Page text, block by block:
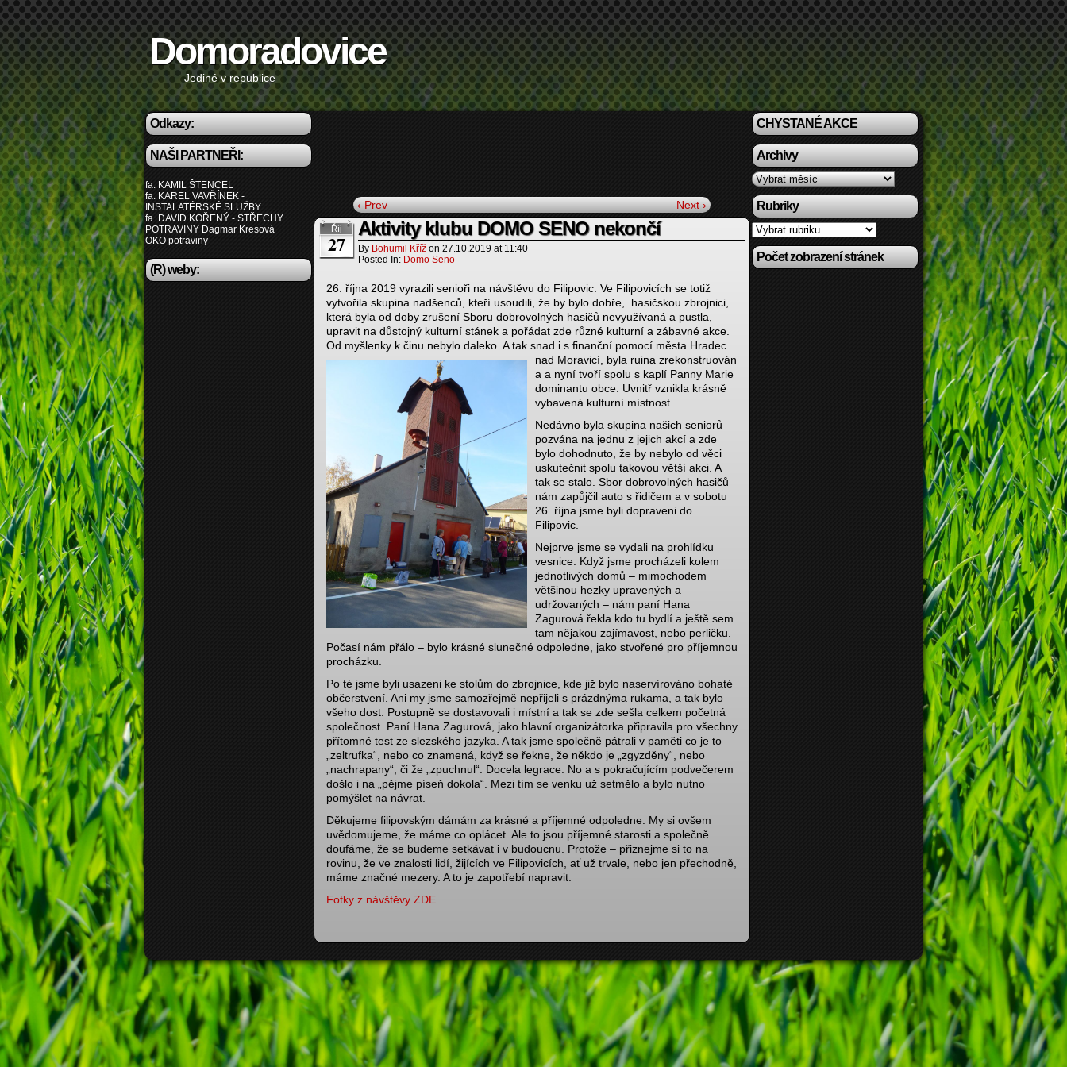
Domoradovice
Jediné v republice
Odkazy:
NAŠI PARTNEŘI:
fa. KAMIL ŠTENCEL
fa. KAREL VAVŘÍNEK -
INSTALATÉRSKÉ SLUŽBY
fa. DAVID KOŘENÝ - STŘECHY
POTRAVINY Dagmar Kresová
OKO potraviny
(R) weby:
‹ Prev Next ›
Říj
27
Aktivity klubu DOMO SENO nekončí
By Bohumil Kříž on 27.10.2019 at 11:40
Posted In: Domo Seno
26. října 2019 vyrazili senioři na návštěvu do Filipovic. Ve Filipovicích se totiž
vytvořila skupina nadšenců, kteří usoudili, že by bylo dobře, hasičskou zbrojnici,
která byla od doby zrušení Sboru dobrovolných hasičů nevyužívaná a pustla,
upravit na důstojný kulturní stánek a pořádat zde různé kulturní a zábavné akce.
Od myšlenky k činu nebylo daleko. A tak snad i s finanční pomocí města Hradec
nad Moravicí, byla ruina zrekonstruován
a a nyní tvoří spolu s kaplí Panny Marie
dominantu obce. Uvnitř vznikla krásně
vybavená kulturní místnost.
Nedávno byla skupina našich seniorů
pozvána na jednu z jejich akcí a zde
bylo dohodnuto, že by nebylo od věci
uskutečnit spolu takovou větší akci. A
tak se stalo. Sbor dobrovolných hasičů
nám zapůjčil auto s řidičem a v sobotu
26. října jsme byli dopraveni do
Filipovic.
Nejprve jsme se vydali na prohlídku
vesnice. Když jsme procházeli kolem
jednotlivých domů – mimochodem
většinou hezky upravených a
udržovaných – nám paní Hana
Zagurová řekla kdo tu bydlí a ještě sem
tam nějakou zajímavost, nebo perličku.
Počasí nám přálo – bylo krásné slunečné odpoledne, jako stvořené pro příjemnou
procházku.
Po té jsme byli usazeni ke stolům do zbrojnice, kde již bylo naservírováno bohaté
občerstvení. Ani my jsme samozřejmě nepřijeli s prázdnýma rukama, a tak bylo
všeho dost. Postupně se dostavovali i místní a tak se zde sešla celkem početná
společnost. Paní Hana Zagurová, jako hlavní organizátorka připravila pro všechny
přítomné test ze slezského jazyka. A tak jsme společně pátrali v paměti co je to
„zeltrufka“, nebo co znamená, když se řekne, že někdo je „zgyzděny“, nebo
„nachrapany“, či že „zpuchnul“. Docela legrace. No a s pokračujícím podvečerem
došlo i na „pějme píseň dokola“. Mezi tím se venku už setmělo a bylo nutno
pomýšlet na návrat.
Děkujeme filipovským dámám za krásné a příjemné odpoledne. My si ovšem
uvědomujeme, že máme co oplácet. Ale to jsou příjemné starosti a společně
doufáme, že se budeme setkávat i v budoucnu. Protože – přiznejme si to na
rovinu, že ve znalosti lidí, žijících ve Filipovicích, ať už trvale, nebo jen přechodně,
máme značné mezery. A to je zapotřebí napravit.
Fotky z návštěvy ZDE
CHYSTANÉ AKCE
Archivy
Archivy
Rubriky
Rubriky
Počet zobrazení stránek